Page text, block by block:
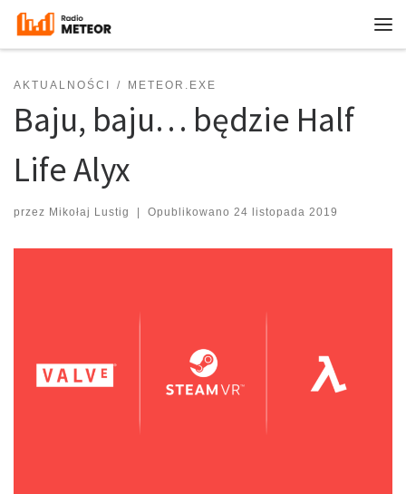
Przejdź do treści
AKTUALNOŚCI METEOR.EXE
Baju, baju… będzie Half
Life Alyx
przez Mikołaj Lustig Opublikowano 24 listopada 2019